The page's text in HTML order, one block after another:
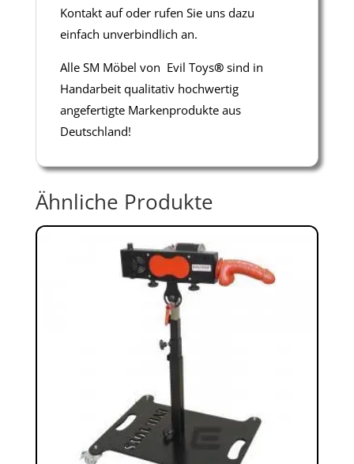
Kontakt auf oder rufen Sie uns dazu
einfach unverbindlich an.
Alle SM Möbel von Evil Toys® sind in
Handarbeit qualitativ hochwertig
angefertigte Markenprodukte aus
Deutschland!
Ähnliche Produkte